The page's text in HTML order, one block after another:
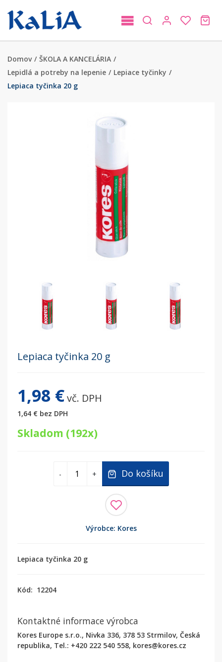
Domov / ŠKOLA A KANCELÁRIA /
Lepidlá a potreby na lepenie / Lepiace tyčinky /
Lepiaca tyčinka 20 g
Lepiaca tyčinka 20 g
1,98 €vč. DPH
1,64 € bez DPH
Skladom (192x)
- + Do košíku
Výrobce: Kores
Lepiaca tyčinka 20 g
Kód: 12204
Kontaktné informace výrobca
Kores Europe s.r.o., Nivka 336, 378 53 Strmilov, Česká
republika, Tel.: +420 222 540 558, kores@kores.cz